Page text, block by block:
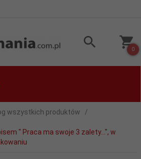
0
wszystkich produktów
" Praca ma swoje 3 zalety...", w